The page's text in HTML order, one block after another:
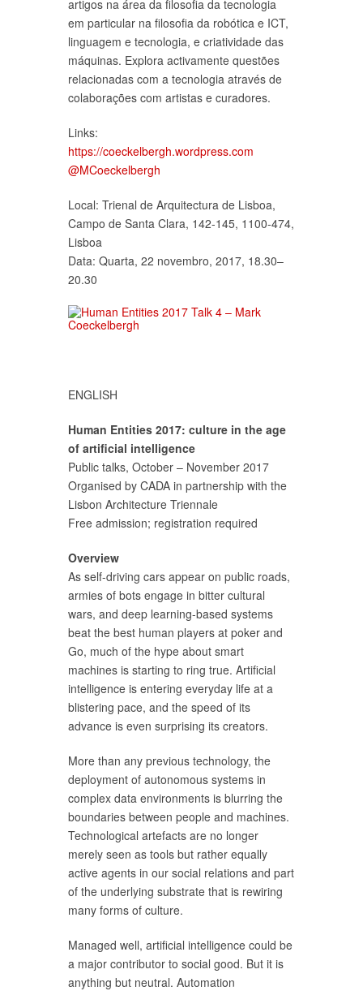
artigos na área da filosofia da tecnologia
em particular na filosofia da robótica e ICT,
linguagem e tecnologia, e criatividade das
máquinas. Explora activamente questões
relacionadas com a tecnologia através de
colaborações com artistas e curadores.
Links:
https://coeckelbergh.wordpress.com
@MCoeckelbergh
Local: Trienal de Arquitectura de Lisboa,
Campo de Santa Clara, 142-145, 1100-474,
Lisboa
Data: Quarta, 22 novembro, 2017, 18.30–
20.30
ENGLISH
Human Entities 2017: culture in the age
of artificial intelligence
Public talks, October – November 2017
Organised by CADA in partnership with the
Lisbon Architecture Triennale
Free admission; registration required
Overview
As self-driving cars appear on public roads,
armies of bots engage in bitter cultural
wars, and deep learning-based systems
beat the best human players at poker and
Go, much of the hype about smart
machines is starting to ring true. Artificial
intelligence is entering everyday life at a
blistering pace, and the speed of its
advance is even surprising its creators.
More than any previous technology, the
deployment of autonomous systems in
complex data environments is blurring the
boundaries between people and machines.
Technological artefacts are no longer
merely seen as tools but rather equally
active agents in our social relations and part
of the underlying substrate that is rewiring
many forms of culture.
Managed well, artificial intelligence could be
a major contributor to social good. But it is
anything but neutral. Automation